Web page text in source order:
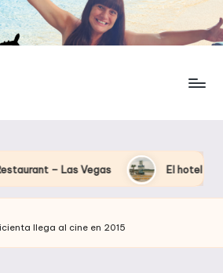
Las Vegas El hotel que Disney
llega al cine en 2015